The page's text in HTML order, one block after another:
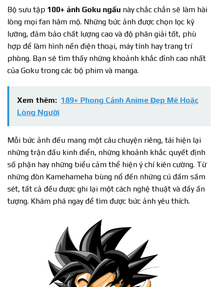
Bộ sưu tập 100+ ảnh Goku ngầu này chắc chắn sẽ làm hài
lòng mọi fan hâm mộ. Những bức ảnh được chọn lọc kỹ
lưỡng, đảm bảo chất lượng cao và độ phân giải tốt, phù
hợp để làm hình nền điện thoại, máy tính hay trang trí
phòng. Bạn sẽ tìm thấy những khoảnh khắc đỉnh cao nhất
của Goku trong các bộ phim và manga.
Xem thêm: 189+ Phong Cảnh Anime Đẹp Mê Hoặc
Lòng Người
Mỗi bức ảnh đều mang một câu chuyện riêng, tái hiện lại
những trận đấu kinh điển, những khoảnh khắc quyết định
số phận hay những biểu cảm thể hiện ý chí kiên cường. Từ
những đòn Kamehameha bùng nổ đến những cú đấm sấm
sét, tất cả đều được ghi lại một cách nghệ thuật và đầy ấn
tượng. Khám phá ngay để tìm được bức ảnh yêu thích.